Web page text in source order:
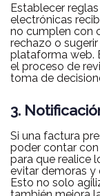
Establecer
electrónicas
no cumplen con
rechazo o
plataforma web.
el proceso de
toma de
3.
Si una factura
poder contar
para que realice
evitar demoras y
Esto no solo